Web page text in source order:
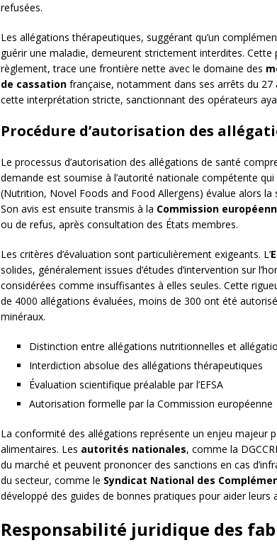
refusées.
Les allégations thérapeutiques, suggérant qu’un
guérir une maladie, demeurent strictement interdites. Cette
règlement, trace une frontière nette avec le domaine des
de cassationfrançaise, notamment dans ses arrêts du
cette interprétation stricte, sanctionnant des opérateurs
Procédure d’autorisation des
Le processus d’autorisation des allégations de santé
demande est soumise à l’autorité nationale compétente qui
(Nutrition, Novel Foods and Food Allergens) évalue alors la
Son avis est ensuite transmis à la Commission
ou de refus, après consultation des États membres.
Les critères d’évaluation sont particulièrement exigeants. L’
solides, généralement issues d’études d’intervention sur
considérées comme insuffisantes à elles seules. Cette
de 4000 allégations évaluées, moins de 300 ont été
minéraux.
Distinction entre allégations nutritionnelles et
Interdiction absolue des allégations thérapeutiques
Évaluation scientifique préalable par l’EFSA
Autorisation formelle par la Commission européenne
La conformité des allégations représente un enjeu majeur
alimentaires. Les autorités nationales, comme la
du marché et peuvent prononcer des sanctions en cas
du secteur, comme le Syndicat National des
développé des guides de bonnes pratiques pour aider
Responsabilité juridique des